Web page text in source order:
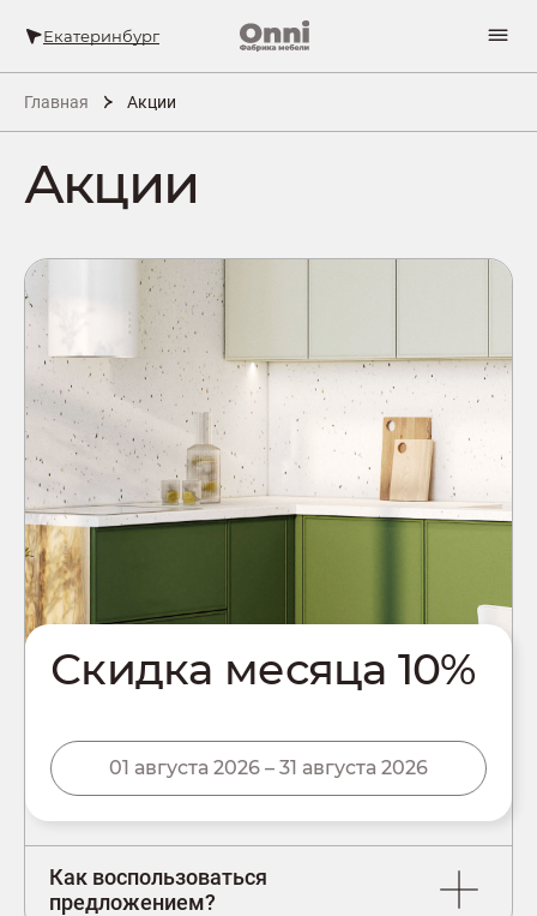
Екатеринбург
Главная Акции
Акции
Скидка месяца 10%
01 августа 2026 – 31 августа 2026
Как воспользоваться
предложением?